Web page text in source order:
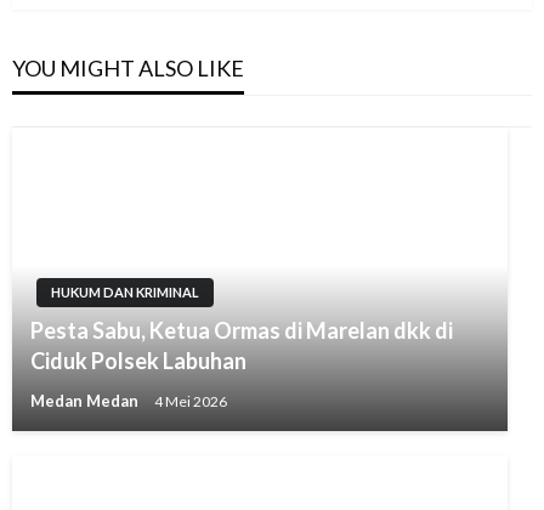
YOU MIGHT ALSO LIKE
HUKUM DAN KRIMINAL
Pesta Sabu, Ketua Ormas di Marelan dkk di
Ciduk Polsek Labuhan
Medan Medan 4 Mei 2026